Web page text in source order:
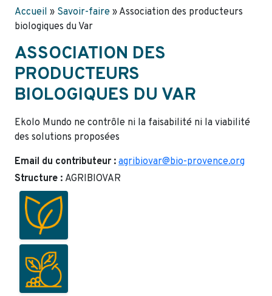
Accueil » Savoir-faire » Association des producteurs
biologiques du Var
ASSOCIATION DES
PRODUCTEURS
BIOLOGIQUES DU VAR
Ekolo Mundo ne contrôle ni la faisabilité ni la viabilité
des solutions proposées
Email du contributeur : agribiovar@bio-provence.org
Structure : AGRIBIOVAR